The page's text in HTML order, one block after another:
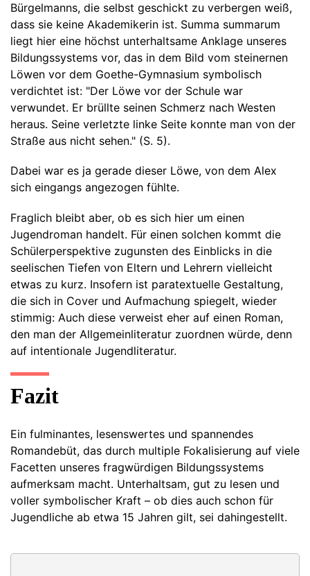
Bürgelmanns, die selbst geschickt zu verbergen weiß,
dass sie keine Akademikerin ist. Summa summarum
liegt hier eine höchst unterhaltsame Anklage unseres
Bildungssystems vor, das in dem Bild vom steinernen
Löwen vor dem Goethe-Gymnasium symbolisch
verdichtet ist: "Der Löwe vor der Schule war
verwundet. Er brüllte seinen Schmerz nach Westen
heraus. Seine verletzte linke Seite konnte man von der
Straße aus nicht sehen." (S. 5).
Dabei war es ja gerade dieser Löwe, von dem Alex
sich eingangs angezogen fühlte.
Fraglich bleibt aber, ob es sich hier um einen
Jugendroman handelt. Für einen solchen kommt die
Schülerperspektive zugunsten des Einblicks in die
seelischen Tiefen von Eltern und Lehrern vielleicht
etwas zu kurz. Insofern ist paratextuelle Gestaltung,
die sich in Cover und Aufmachung spiegelt, wieder
stimmig: Auch diese verweist eher auf einen Roman,
den man der Allgemeinliteratur zuordnen würde, denn
auf intentionale Jugendliteratur.
Fazit
Ein fulminantes, lesenswertes und spannendes
Romandebüt, das durch multiple Fokalisierung auf viele
Facetten unseres fragwürdigen Bildungssystems
aufmerksam macht. Unterhaltsam, gut zu lesen und
voller symbolischer Kraft – ob dies auch schon für
Jugendliche ab etwa 15 Jahren gilt, sei dahingestellt.